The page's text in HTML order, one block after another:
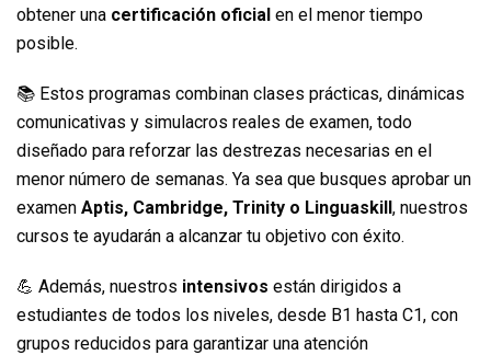
obtener una certificación oficial en el menor tiempo
posible.
📚 Estos programas combinan clases prácticas, dinámicas
comunicativas y simulacros reales de examen, todo
diseñado para reforzar las destrezas necesarias en el
menor número de semanas. Ya sea que busques aprobar un
examen Aptis, Cambridge, Trinity o Linguaskill, nuestros
cursos te ayudarán a alcanzar tu objetivo con éxito.
💪 Además, nuestros intensivos están dirigidos a
estudiantes de todos los niveles, desde B1 hasta C1, con
grupos reducidos para garantizar una atención